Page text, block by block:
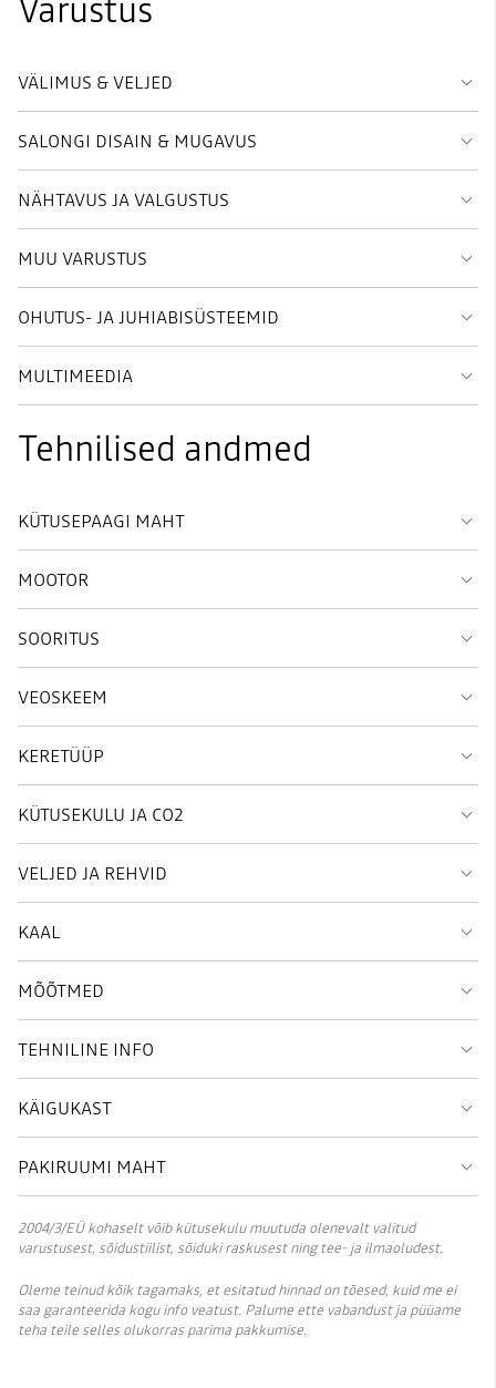
Varustus
VÄLIMUS & VELJED
SALONGI DISAIN & MUGAVUS
NÄHTAVUS JA VALGUSTUS
MUU VARUSTUS
OHUTUS- JA JUHIABISÜSTEEMID
MULTIMEEDIA
Tehnilised andmed
KÜTUSEPAAGI MAHT
MOOTOR
SOORITUS
VEOSKEEM
KERETÜÜP
KÜTUSEKULU JA CO2
VELJED JA REHVID
KAAL
MÕÕTMED
TEHNILINE INFO
KÄIGUKAST
PAKIRUUMI MAHT
2004/3/EÜ kohaselt võib kütusekulu muutuda olenevalt valitud
varustusest, sõidustiilist, sõiduki raskusest ning tee- ja ilmaoludest.
Oleme teinud kõik tagamaks, et esitatud hinnad on tõesed, kuid me ei
saa garanteerida kogu info veatust. Palume ette vabandust ja püüame
teha teile selles olukorras parima pakkumise.